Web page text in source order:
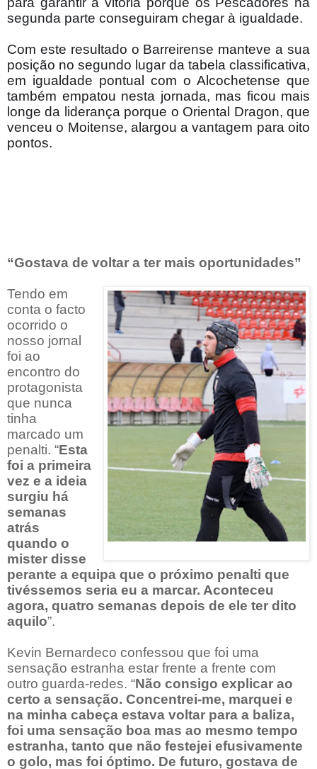
segunda parte conseguiram chegar à igualdade.
Com este resultado o Barreirense manteve a sua
posição no segundo lugar da tabela classificativa,
em igualdade pontual com o Alcochetense que
também empatou nesta jornada, mas ficou mais
longe da liderança porque o Oriental Dragon, que
venceu o Moitense, alargou a vantagem para oito
pontos.
“Gostava de voltar a ter mais oportunidades”
Tendo em
conta o facto
ocorrido o
nosso jornal
foi ao
encontro do
protagonista
que nunca
tinha
marcado um
penalti. “Esta
foi a primeira
vez e a ideia
surgiu há
semanas
atrás
quando o
mister disse
perante a equipa que o próximo penalti que
tivéssemos seria eu a marcar. Aconteceu
agora, quatro semanas depois de ele ter dito
aquilo”.
Kevin Bernardeco confessou que foi uma
sensação estranha estar frente a frente com
outro guarda-redes. “Não consigo explicar ao
certo a sensação. Concentrei-me, marquei e
na minha cabeça estava voltar para a baliza,
foi uma sensação boa mas ao mesmo tempo
estranha, tanto que não festejei efusivamente
o golo, mas foi óptimo. De futuro, gostava de